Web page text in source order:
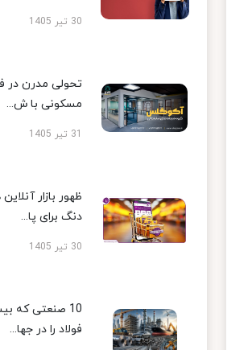
30 تیر 1405
تحولی مدرن در
مسکونی با ش...
31 تیر 1405
ظهور بازار
دنگ برای پا...
30 تیر 1405
10 صنعتی که
فولاد را در جها...